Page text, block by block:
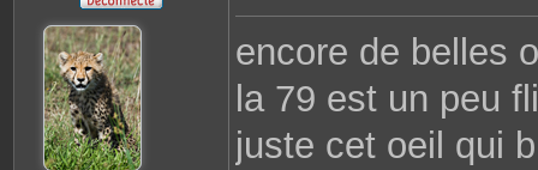
e
s
a
encore de belles
la 79 est un peu
juste cet oeil qui